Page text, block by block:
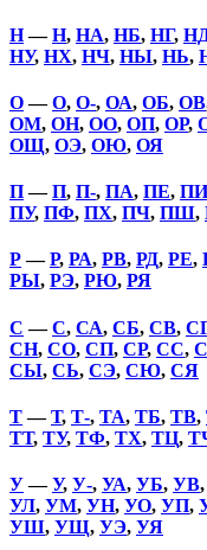
Н—Н, НА, НБ, НГ,
НУ, НХ, НЧ, НЫ, НЬ,
О—О, О-, ОА, ОБ, ОВ
ОМ, ОН, ОО, ОП, ОР,
ОЩ, ОЭ, ОЮ, ОЯ
П—П, П-, ПА, ПЕ, ПИ
ПУ, ПФ, ПХ, ПЧ, ПШ,
Р—Р, РА, РВ, РД, РЕ,
РЫ, РЭ, РЮ, РЯ
С —С, СА, СБ, СВ,
СН, СО, СП, СР, СС,
СЫ, СЬ, СЭ, СЮ, СЯ
Т—Т, Т-, ТА, ТБ, ТВ,
ТТ, ТУ, ТФ, ТХ, ТЦ,
У—У, У-, УА, УБ, УВ,
УЛ, УМ, УН, УО, УП,
УШ, УЩ, УЭ, УЯ